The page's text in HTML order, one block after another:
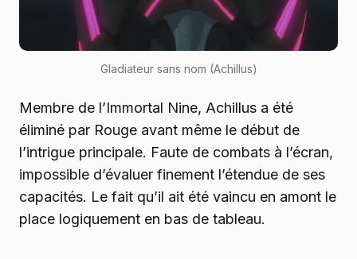
Gladiateur sans nom (Achillus)
Membre de l’Immortal Nine, Achillus a été
éliminé par Rouge avant même le début de
l’intrigue principale. Faute de combats à l’écran,
impossible d’évaluer finement l’étendue de ses
capacités. Le fait qu’il ait été vaincu en amont le
place logiquement en bas de tableau.